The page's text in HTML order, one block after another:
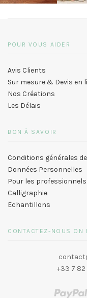
POUR VOUS AIDER
Avis Clients
Sur mesure & Devis en
Nos Créations
Les Délais
BON À SAVOIR
Conditions générales
Données Personnelles
Pour les professionnels
Calligraphie
Echantillons
CONTACTEZ-NOUS ON
+33 7 82